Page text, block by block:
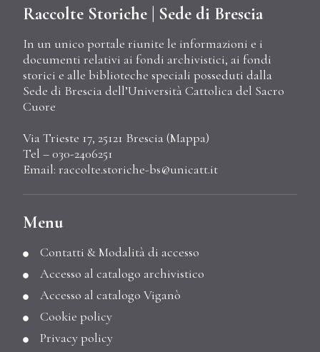
Raccolte Storiche | Sede di Brescia
In un unico portale riunite le informazioni e i
documenti relativi ai fondi archivistici, ai fondi
storici e alle biblioteche speciali posseduti dalla
Sede di Brescia dell’Università Cattolica del Sacro
Cuore
Via Trieste 17, 25121 Brescia (Mappa)
Tel – 030-2406251
Email: raccolte.storiche-bs@unicatt.it
Menu
Contatti & Modalità di accesso
Accesso al catalogo archivistico
Accesso al catalogo Viganò
Cookie policy
Privacy policy